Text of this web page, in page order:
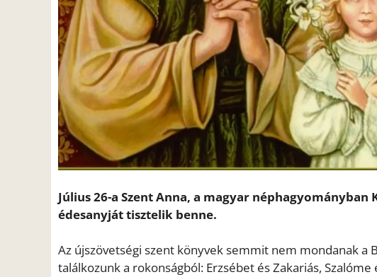
Július 26-a Szent Anna, a magyar
édesanyját tisztelik benne.
Az újszövetségi szent könyvek semmit nem mondanak a
találkozunk a rokonságból: Erzsébet és Zakariás,